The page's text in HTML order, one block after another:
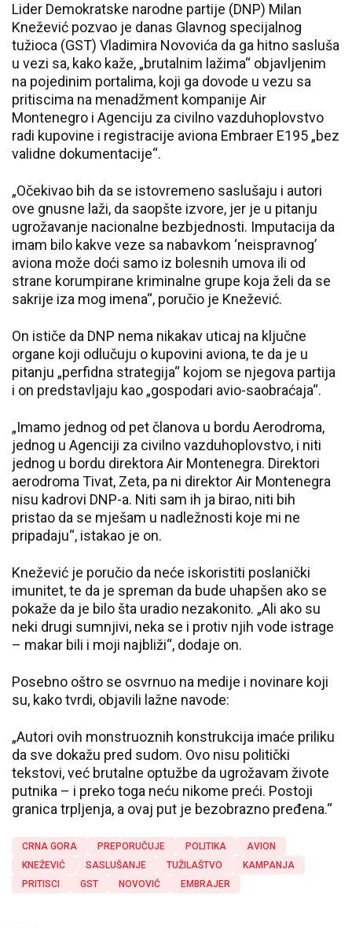
Lider Demokratske narodne partije (DNP) Milan
Knežević pozvao je danas Glavnog specijalnog
tužioca (GST) Vladimira Novovića da ga hitno sasluša
u vezi sa, kako kaže, „brutalnim lažima“ objavljenim
na pojedinim portalima, koji ga dovode u vezu sa
pritiscima na menadžment kompanije Air
Montenegro i Agenciju za civilno vazduhoplovstvo
radi kupovine i registracije aviona Embraer E195 „bez
validne dokumentacije“.
„Očekivao bih da se istovremeno saslušaju i autori
ove gnusne laži, da saopšte izvore, jer je u pitanju
ugrožavanje nacionalne bezbjednosti. Imputacija da
imam bilo kakve veze sa nabavkom ‘neispravnog’
aviona može doći samo iz bolesnih umova ili od
strane korumpirane kriminalne grupe koja želi da se
sakrije iza mog imena“, poručio je Knežević.
On ističe da DNP nema nikakav uticaj na ključne
organe koji odlučuju o kupovini aviona, te da je u
pitanju „perfidna strategija“ kojom se njegova partija
i on predstavljaju kao „gospodari avio-saobraćaja“.
„Imamo jednog od pet članova u bordu Aerodroma,
jednog u Agenciji za civilno vazduhoplovstvo, i niti
jednog u bordu direktora Air Montenegra. Direktori
aerodroma Tivat, Zeta, pa ni direktor Air Montenegra
nisu kadrovi DNP-a. Niti sam ih ja birao, niti bih
pristao da se mješam u nadležnosti koje mi ne
pripadaju“, istakao je on.
Knežević je poručio da neće iskoristiti poslanički
imunitet, te da je spreman da bude uhapšen ako se
pokaže da je bilo šta uradio nezakonito. „Ali ako su
neki drugi sumnjivi, neka se i protiv njih vode istrage
– makar bili i moji najbliži“, dodaje on.
Posebno oštro se osvrnuo na medije i novinare koji
su, kako tvrdi, objavili lažne navode:
„Autori ovih monstruoznih konstrukcija imaće priliku
da sve dokažu pred sudom. Ovo nisu politički
tekstovi, već brutalne optužbe da ugrožavam živote
putnika – i preko toga neću nikome preći. Postoji
granica trpljenja, a ovaj put je bezobrazno pređena.“
CRNA GORA PREPORUČUJE POLITIKA
AVION
KNEŽEVIĆ
SASLUŠANJE TUŽILAŠTVO
KAMPANJA
PRITISCI
GST NOVOVIĆ EMBRAJER